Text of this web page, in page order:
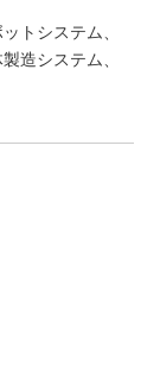
トシステム、
造システム、